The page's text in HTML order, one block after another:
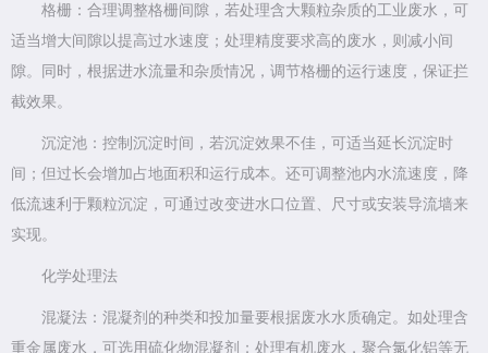
格栅：合理调整格栅间隙，若处理含大颗粒杂质的工业废水，可
适当增大间隙以提高过水速度；处理精度要求高的废水，则减小间
隙。同时，根据进水流量和杂质情况，调节格栅的运行速度，保证拦
截效果。
沉淀池：控制沉淀时间，若沉淀效果不佳，可适当延长沉淀时
间；但过长会增加占地面积和运行成本。还可调整池内水流速度，降
低流速利于颗粒沉淀，可通过改变进水口位置、尺寸或安装导流墙来
实现。
化学处理法
混凝法：混凝剂的种类和投加量要根据废水水质确定。如处理含
重金属废水，可选用硫化物混凝剂；处理有机废水，聚合氯化铝等无